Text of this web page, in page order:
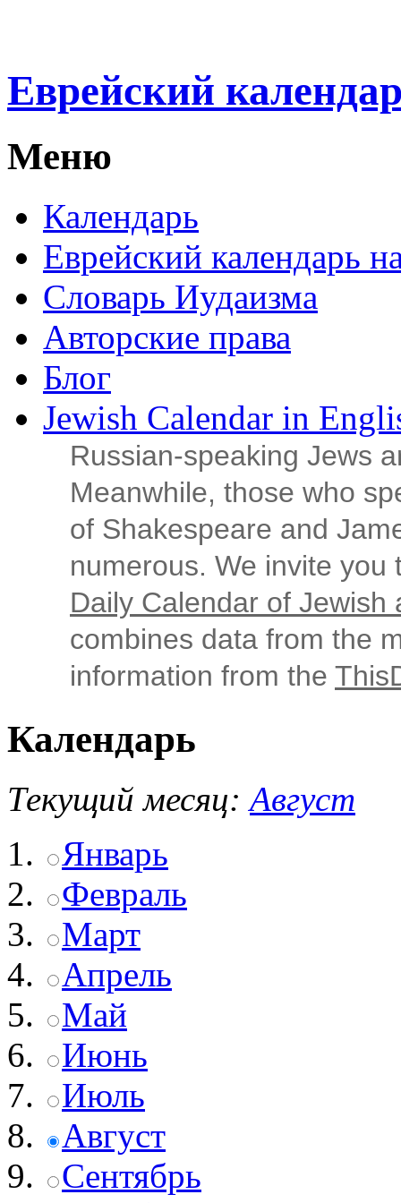
Еврейский
Меню
Календарь
Еврейский календарь
Словарь Иудаизма
Авторские права
Блог
Jewish Calendar in
Russian‑speaking Jews
Meanwhile, those who
of Shakespeare and
numerous. We invite
Daily Calendar of Jewish
combines data from the
information from the
Календарь
Текущий месяц: Август
Январь
Февраль
Март
Апрель
Май
Июнь
Июль
Август
Сентябрь